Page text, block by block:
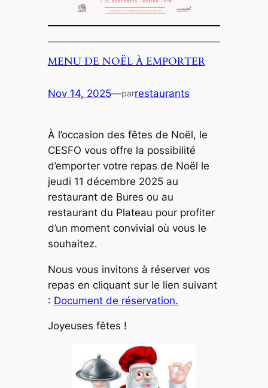
MENU DE NOËL À EMPORTER
Nov 14, 2025—parrestaurants
À l’occasion des fêtes de Noël, le
CESFO vous offre la possibilité
d’emporter votre repas de Noël le
jeudi 11 décembre 2025 au
restaurant de Bures ou au
restaurant du Plateau pour profiter
d’un moment convivial où vous le
souhaitez.
Nous vous invitons à réserver vos
repas en cliquant sur le lien suivant
: Document de réservation.
Joyeuses fêtes !